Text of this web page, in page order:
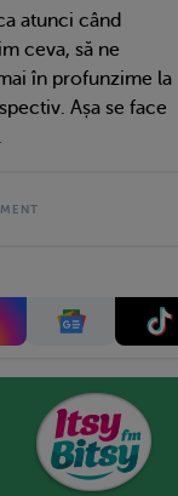
atunci când
ceva, să ne
în profunzime la
Așa se face